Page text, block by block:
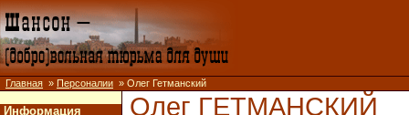
Главная » Персоналии » Олег Гетманский
Информация Олег ГЕТМАНСКИЙ